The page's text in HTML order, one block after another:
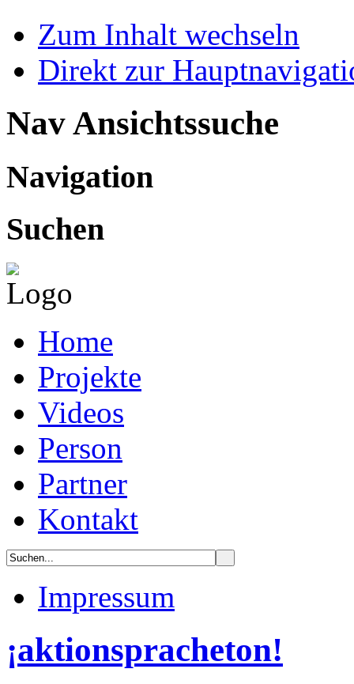
Zum Inhalt wechseln
Direkt zur
Nav Ansichtssuche
Navigation
Suchen
Home
Projekte
Videos
Person
Partner
Kontakt
Impressum
¡aktionspracheton!